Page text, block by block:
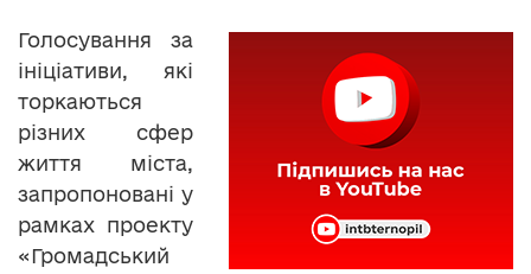
Голосування за
ініціативи, які
торкаються
різних сфер
життя міста,
запропоновані у
рамках проекту
«Громадський